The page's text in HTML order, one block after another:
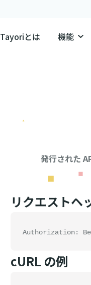
Tayoriとは 機能
発行された
リクエストヘ
Authorization:
cURL の例